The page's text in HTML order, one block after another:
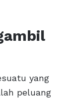
yang
peluang